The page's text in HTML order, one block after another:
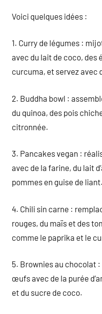
Voici quelques idées :
1. Curry de légumes :
avec du lait de coco, des
curcuma, et servez avec
2. Buddha bowl :
du quinoa, des pois
citronnée.
3. Pancakes vegan :
avec de la farine, du lait
pommes en guise de liant.
4. Chili sin carne :
rouges, du maïs et des
comme le paprika et le
5. Brownies au chocolat
œufs avec de la purée
et du sucre de coco.